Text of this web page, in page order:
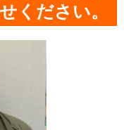
ください。